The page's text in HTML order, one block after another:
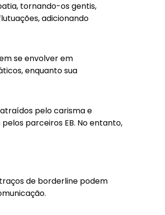
tornando-os gentis,
adicionando
se envolver em
enquanto sua
pelo carisma e
parceiros EB. No entanto,
de borderline podem